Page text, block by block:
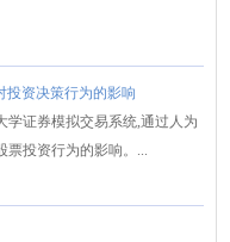
投资决策行为的影响
学证券模拟交易系统,通过人为
投资行为的影响。...